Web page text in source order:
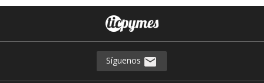
Síguenos